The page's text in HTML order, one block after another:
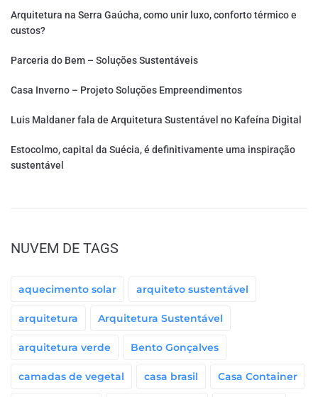
Arquitetura na Serra Gaúcha, como unir luxo, conforto térmico e
custos?
Parceria do Bem – Soluções Sustentáveis
Casa Inverno – Projeto Soluções Empreendimentos
Luis Maldaner fala de Arquitetura Sustentável no Kafeína Digital
Estocolmo, capital da Suécia, é definitivamente uma inspiração
sustentável
NUVEM DE TAGS
aquecimento solar arquiteto sustentável
arquitetura Arquitetura Sustentável
arquitetura verde Bento Gonçalves
camadas de vegetal casa brasil Casa Container